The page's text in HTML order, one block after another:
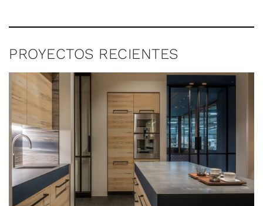
PROYECTOS RECIENTES